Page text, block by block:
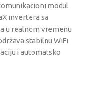
modul
invertera sa
u realnom vremenu
stabilnu WiFi
i automatsko